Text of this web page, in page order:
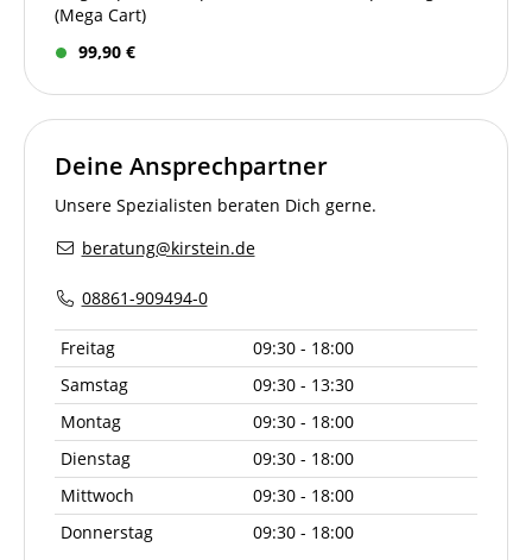
(Mega Cart)
99,90 €
Deine Ansprechpartner
Unsere Spezialisten beraten Dich gerne.
beratung@kirstein.de
08861-909494-0
Freitag
09:30 - 18:00
Samstag
09:30 - 13:30
Montag
09:30 - 18:00
Dienstag
09:30 - 18:00
Mittwoch
09:30 - 18:00
Donnerstag
09:30 - 18:00